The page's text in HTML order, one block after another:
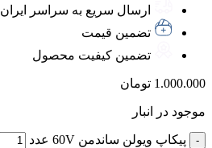
ارسال سریع به سراسر ایران
تضمین قیمت
تضمین کیفیت محصول
1.000.000 تومان
موجود در انبار
پیکاپ ویولن ساندمن 60V عدد